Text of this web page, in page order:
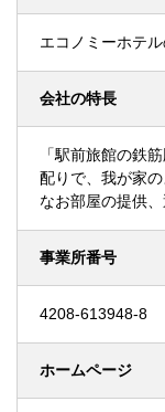
エコノミーホテ
会社の特長
「駅前旅館の鉄
配りで、我が家
なお部屋の提供
事業所番号
4208-613948-8
ホームページ